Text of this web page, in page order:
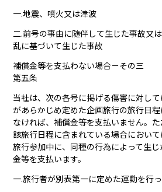
一.地震、噴火又は津波
二.前号の事由に随伴して生じた事故又
乱に基づいて生じた事故
補償金等を支払わない場合－その三
第五条
当社は、次の各号に掲げる傷害に対し
があらかじめ定めた企画旅行の旅行日
なければ、補償金等を支払いません。
該旅行日程に含まれている場合におい
旅行参加中に、同種の行為によって生
金等を支払います。
一.旅行者が別表第一に定めた運動を行